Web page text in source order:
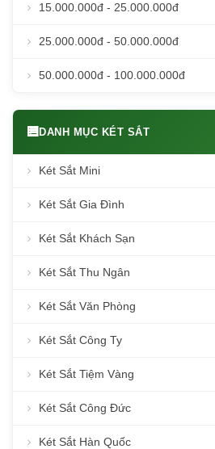
15.000.000đ - 25.000.000đ
25.000.000đ - 50.000.000đ
50.000.000đ - 100.000.000đ
DANH MỤC KÉT SẮT
Két Sắt Mini
Két Sắt Gia Đình
Két Sắt Khách Sạn
Két Sắt Thu Ngân
Két Sắt Văn Phòng
Két Sắt Công Ty
Két Sắt Tiệm Vàng
Két Sắt Công Đức
Két Sắt Hàn Quốc